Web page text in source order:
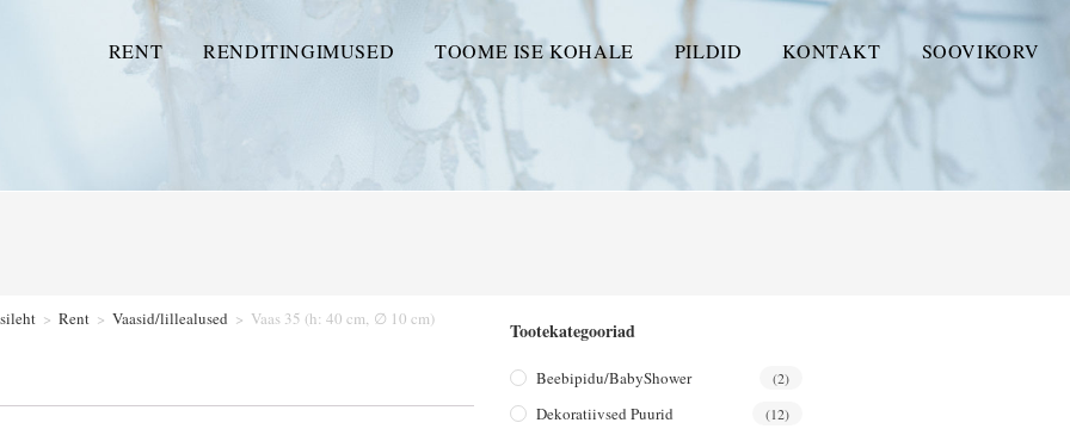
RENT RENDITINGIMUSED TOOME ISE KOHALE PILDID KONTAKT SOOVIKORV
> Rent > Vaasid/lillealused > Vaas 35 (h: 40 cm, ∅ 10 cm) Tootekategooriad
Beebipidu/BabyShower (2)
Dekoratiivsed Puurid (12)